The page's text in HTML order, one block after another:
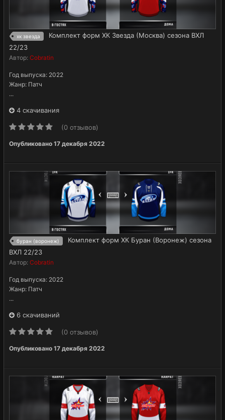
хк звезда
Комплект форм ХК Звезда (Москва) сезона ВХЛ
22/23
Автор: Cobratin
Год выпуска: 2022
Жанр: Патч
...
4 скачивания
(0 отзывов)
Опубликовано 17 декабря 2022
буран (воронеж)
Комплект форм ХК Буран (Воронеж) сезона
ВХЛ 22/23
Автор: Cobratin
Год выпуска: 2022
Жанр: Патч
...
6 скачиваний
(0 отзывов)
Опубликовано 17 декабря 2022